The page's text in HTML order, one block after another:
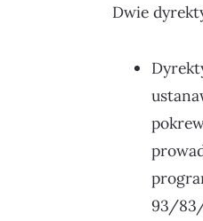
Dwie
93/83/